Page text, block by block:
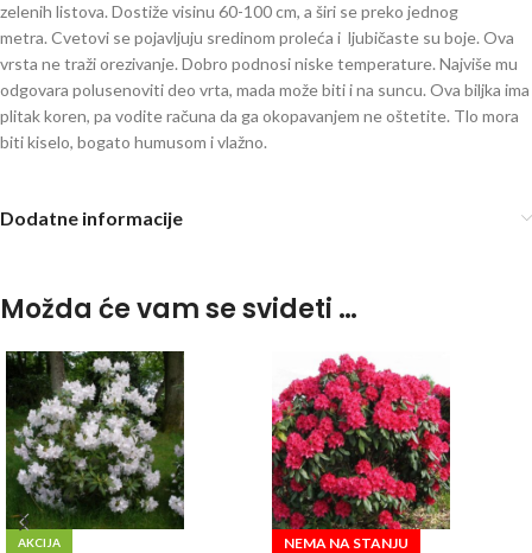
zelenih listova. Dostiže visinu 60-100 cm, a širi se preko jednog
metra. Cvetovi se pojavljuju sredinom proleća i ljubičaste su boje. Ova
vrsta ne traži orezivanje. Dobro podnosi niske temperature. Najviše mu
odgovara polusenoviti deo vrta, mada može biti i na suncu. Ova biljka ima
plitak koren, pa vodite računa da ga okopavanjem ne oštetite. Tlo mora
biti kiselo, bogato humusom i vlažno.
Dodatne informacije
Možda će vam se svideti …
AKCIJA NEMA NA STANJU